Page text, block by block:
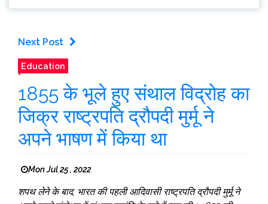
Next Post
Education
1855 के भूले हुए संथाल विद्रोह का
जिक्र राष्ट्रपति द्रौपदी मुर्मू ने
अपने भाषण में किया था
Mon Jul 25 , 2022
शपथ लेने के बाद, भारत की पहली आदिवासी राष्ट्रपति द्रौपदी मुर्मू ने